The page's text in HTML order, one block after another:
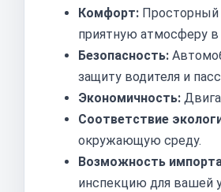
Комфорт: Просторный
приятную атмосферу
Безопасность:
защиту водителя и
Экономичность:
Соответствие
окружающую среду.
Возможность
инспекцию для вашей